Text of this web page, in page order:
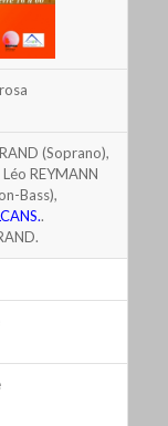
(Soprano),
REYMANN
Bass),
.